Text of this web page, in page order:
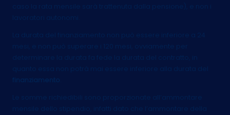
caso la rata mensile sarà trattenuta dalla pensione), e non i
lavoratori autonomi.
La durata del finanziamento non può essere inferiore a 24
mesi, e non può superare i 120 mesi, ovviamente per
determinare la durata fa fede la durata del contratto, in
quanto essa non potrà mai essere inferiore alla durata del
finanziamento
Le somme richiedibili sono proporzionate all’ammontare
mensile dello stipendio, infatti dato che l’ammontare della